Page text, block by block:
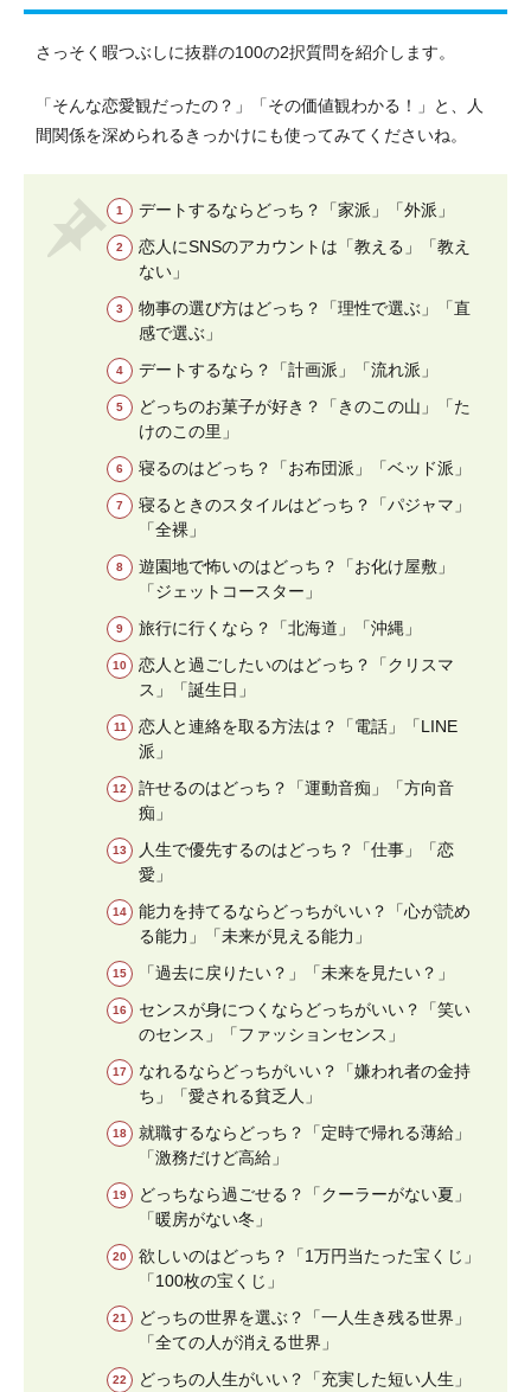
さっそく暇つぶしに抜群の100の2択質問を紹介します。
「そんな恋愛観だったの？」「その価値観わかる！」と、人
間関係を深められるきっかけにも使ってみてくださいね。
デートするならどっち？「家派」「外派」
恋人にSNSのアカウントは「教える」「教え
ない」
物事の選び方はどっち？「理性で選ぶ」「直
感で選ぶ」
デートするなら？「計画派」「流れ派」
どっちのお菓子が好き？「きのこの山」「た
けのこの里」
寝るのはどっち？「お布団派」「ベッド派」
寝るときのスタイルはどっち？「パジャマ」
「全裸」
遊園地で怖いのはどっち？「お化け屋敷」
「ジェットコースター」
旅行に行くなら？「北海道」「沖縄」
恋人と過ごしたいのはどっち？「クリスマ
ス」「誕生日」
恋人と連絡を取る方法は？「電話」「LINE
派」
許せるのはどっち？「運動音痴」「方向音
痴」
人生で優先するのはどっち？「仕事」「恋
愛」
能力を持てるならどっちがいい？「心が読め
る能力」「未来が見える能力」
「過去に戻りたい？」「未来を見たい？」
センスが身につくならどっちがいい？「笑い
のセンス」「ファッションセンス」
なれるならどっちがいい？「嫌われ者の金持
ち」「愛される貧乏人」
就職するならどっち？「定時で帰れる薄給」
「激務だけど高給」
どっちなら過ごせる？「クーラーがない夏」
「暖房がない冬」
欲しいのはどっち？「1万円当たった宝くじ」
「100枚の宝くじ」
どっちの世界を選ぶ？「一人生き残る世界」
「全ての人が消える世界」
どっちの人生がいい？「充実した短い人生」